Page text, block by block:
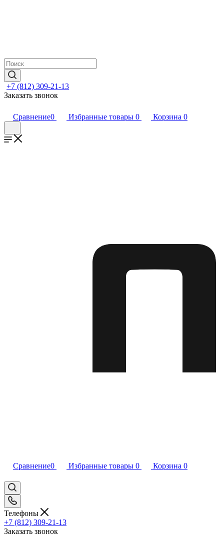
+7 (812) 309-21-13
Заказать звонок
Сравнение0 Избранные товары 0 Корзина 0
Сравнение0 Избранные товары 0 Корзина 0
Телефоны
+7 (812) 309-21-13
Заказать звонок